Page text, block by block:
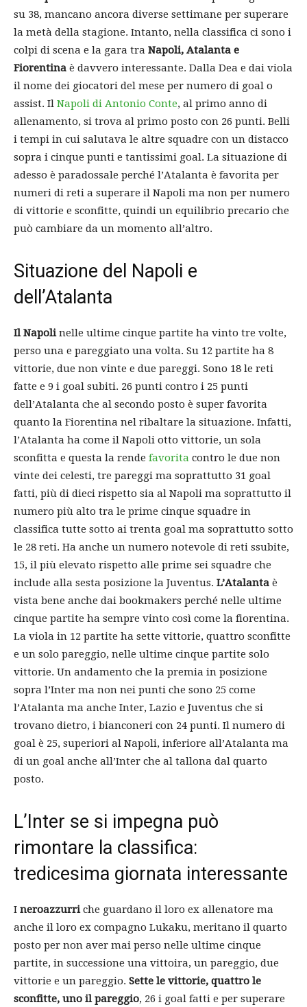
su 38, mancano ancora diverse settimane per superare
la metà della stagione. Intanto, nella classifica ci sono i
colpi di scena e la gara tra Napoli, Atalanta e
Fiorentina è davvero interessante. Dalla Dea e dai viola
il nome dei giocatori del mese per numero di goal o
assist. Il Napoli di Antonio Conte, al primo anno di
allenamento, si trova al primo posto con 26 punti. Belli
i tempi in cui salutava le altre squadre con un distacco
sopra i cinque punti e tantissimi goal. La situazione di
adesso è paradossale perché l’Atalanta è favorita per
numeri di reti a superare il Napoli ma non per numero
di vittorie e sconfitte, quindi un equilibrio precario che
può cambiare da un momento all’altro.
Situazione del Napoli e
dell’Atalanta
Il Napolinelle ultime cinque partite ha vinto tre volte,
perso una e pareggiato una volta. Su 12 partite ha 8
vittorie, due non vinte e due pareggi. Sono 18 le reti
fatte e 9 i goal subiti. 26 punti contro i 25 punti
dell’Atalanta che al secondo posto è super favorita
quanto la Fiorentina nel ribaltare la situazione. Infatti,
l’Atalanta ha come il Napoli otto vittorie, un sola
sconfitta e questa la rende favorita contro le due non
vinte dei celesti, tre pareggi ma soprattutto 31 goal
fatti, più di dieci rispetto sia al Napoli ma soprattutto il
numero più alto tra le prime cinque squadre in
classifica tutte sotto ai trenta goal ma soprattutto sotto
le 28 reti. Ha anche un numero notevole di reti ssubite,
15, il più elevato rispetto alle prime sei squadre che
include alla sesta posizione la Juventus. L’Atalanta è
vista bene anche dai bookmakers perché nelle ultime
cinque partite ha sempre vinto così come la fiorentina.
La viola in 12 partite ha sette vittorie, quattro sconfitte
e un solo pareggio, nelle ultime cinque partite solo
vittorie. Un andamento che la premia in posizione
sopra l’Inter ma non nei punti che sono 25 come
l’Atalanta ma anche Inter, Lazio e Juventus che si
trovano dietro, i bianconeri con 24 punti. Il numero di
goal è 25, superiori al Napoli, inferiore all’Atalanta ma
di un goal anche all’Inter che al tallona dal quarto
posto.
L’Inter se si impegna può
rimontare la classifica:
tredicesima giornata interessante
I neroazzurriche guardano il loro ex allenatore ma
anche il loro ex compagno Lukaku, meritano il quarto
posto per non aver mai perso nelle ultime cinque
partite, in successione una vittoira, un pareggio, due
vittorie e un pareggio. Sette le vittorie, quattro le
sconfitte, uno il pareggio, 26 i goal fatti e per superare